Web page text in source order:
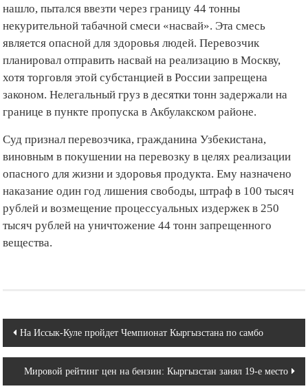
нашло, пытался ввезти через границу 44 тонны
некурительной табачной смеси «насвай». Эта смесь
является опасной для здоровья людей. Перевозчик
планировал отправить насвай на реализацию в Москву,
хотя торговля этой субстанцией в России запрещена
законом. Нелегальный груз в десятки тонн задержали на
границе в пункте пропуска в Акбулакском районе.
Суд признал перевозчика, гражданина Узбекистана,
виновным в покушении на перевозку в целях реализации
опасного для жизни и здоровья продукта. Ему назначено
наказание один год лишения свободы, штраф в 100 тысяч
рублей и возмещение процессуальных издержек в 250
тысяч рублей на уничтожение 44 тонн запрещенного
вещества.
Навигация
по
записям
На Иссык-Куле пройдет Чемпионат Кыргызстана по самбо
Мировой рейтинг цен на бензин: Кыргызстан занял 19-е место